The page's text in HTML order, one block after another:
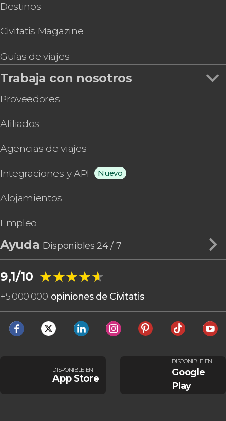
Destinos
Civitatis Magazine
Guías de viajes
Trabaja con nosotros
Proveedores
Afiliados
Agencias de viajes
Integraciones y API Nuevo
Alojamientos
Empleo
Ayuda Disponibles 24 / 7
9,1/10 ★★★★★
★★★★★
+5.000.000 opiniones de Civitatis
DISPONIBLE EN
App Store
DISPONIBLE EN
Google
Play